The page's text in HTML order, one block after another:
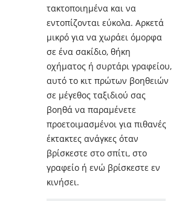
τακτοποιημένα και να
εντοπίζονται εύκολα. Αρκετά
μικρό για να χωράει όμορφα
σε ένα σακίδιο, θήκη
οχήματος ή συρτάρι γραφείου,
αυτό το κιτ πρώτων βοηθειών
σε μέγεθος ταξιδιού σας
βοηθά να παραμένετε
προετοιμασμένοι για πιθανές
έκτακτες ανάγκες όταν
βρίσκεστε στο σπίτι, στο
γραφείο ή ενώ βρίσκεστε εν
κινήσει.